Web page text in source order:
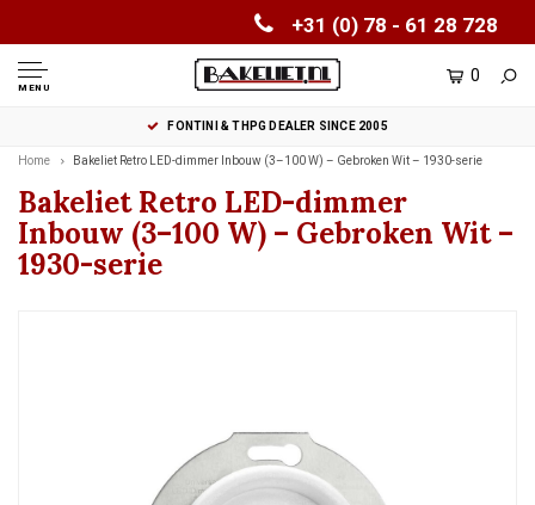
+31 (0) 78 - 61 28 728
MENU
0
FONTINI & THPG DEALER SINCE 2005
Home Bakeliet Retro LED-dimmer Inbouw (3–100 W) – Gebroken Wit – 1930-serie
Bakeliet Retro LED-dimmer
Inbouw (3–100 W) – Gebroken Wit –
1930-serie